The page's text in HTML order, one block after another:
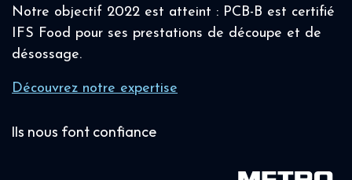
Notre objectif 2022 est atteint : PCB-B est certifié
IFS Food pour ses prestations de découpe et de
désossage.
Découvrez notre expertise
Ils nous font confiance